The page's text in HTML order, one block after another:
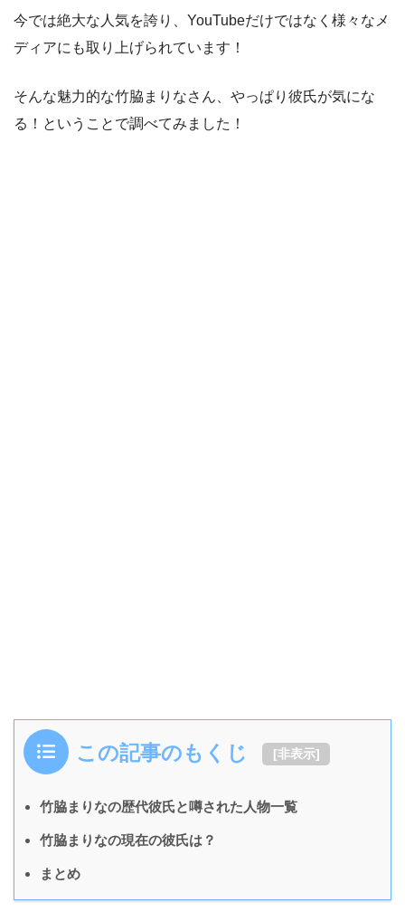
今では絶大な人気を誇り、YouTubeだけではなく様々なメ
ディアにも取り上げられています！
そんな魅力的な竹脇まりなさん、やっぱり彼氏が気にな
る！ということで調べてみました！
この記事のもくじ [非表示]
竹脇まりなの歴代彼氏と噂された人物一覧
竹脇まりなの現在の彼氏は？
まとめ